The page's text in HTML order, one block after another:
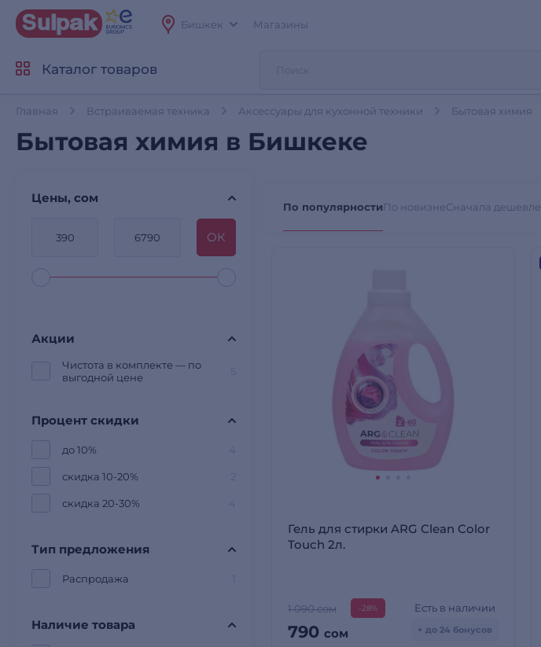
Бишкек Магазины
Каталог товаров
Главная Встраиваемая техника Аксессуары для кухонной техники Бытовая химия
Бытовая химия в Бишкеке
Цены, сом
OК
Акции
Чистота в комплекте — по
выгодной цене
Процент скидки
до 10%
скидка 10-20%
скидка 20-30%
Тип предложения
Распродажа
Наличие товара
По популярностиПо новизнеСначала дешевле
Гель для стирки ARG Clean Color
Touch 2л.
1 090 сом -28%
790 сом
Есть в наличии
+ до 24 бонусов